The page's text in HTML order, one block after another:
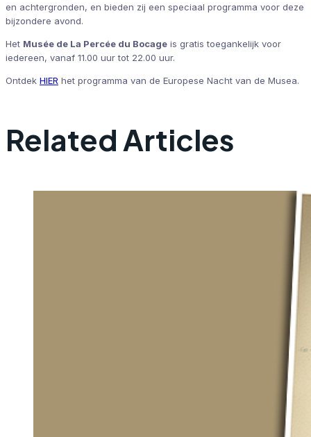
en achtergronden, en bieden zij een speciaal programma voor deze
bijzondere avond.
Het Musée de La Percée du Bocage is gratis toegankelijk voor
iedereen, vanaf 11.00 uur tot 22.00 uur.
Ontdek HIER het programma van de Europese Nacht van de Musea.
Related Articles